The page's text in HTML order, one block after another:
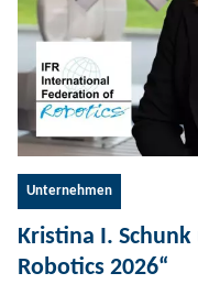
Unternehmen
Kristina I.
Robotics 2026“